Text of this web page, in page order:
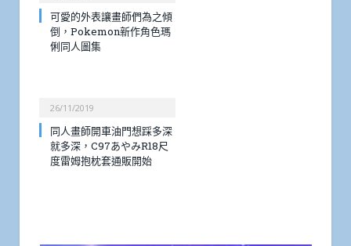
可愛的外表讓畫師們為之傾
倒，Pokemon新作角色瑪
俐同人圖集
26/11/2019
同人畫師開車油門想踩多深
就多深，C97あやみR18尺
度雷姆抱枕套通販開始